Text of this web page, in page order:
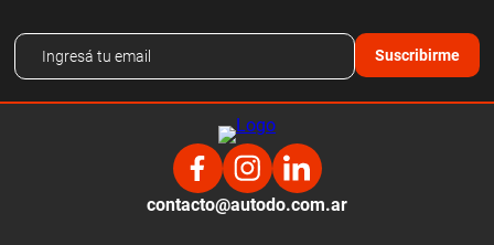
Suscribirme
contacto@autodo.com.ar